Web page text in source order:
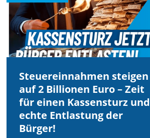
Steuereinnahmen steigen
auf 2 Billionen Euro – Zeit
für einen Kassensturz und
echte Entlastung der
Bürger!